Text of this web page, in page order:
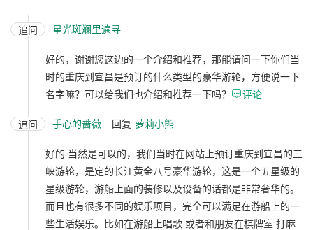
追问 星光斑斓里遍寻
好的，谢谢您这边的一个介绍和推荐，那能请问一下你们当
时的重庆到宜昌是预订的什么类型的豪华游轮，方便说一下
名字嘛？可以给我们也介绍和推荐一下吗？ 评论
追问 手心的蔷薇 回复 萝莉小熊
好的 当然是可以的，我们当时在网站上预订重庆到宜昌的三
峡游轮，是定的长江黄金八号豪华游轮，这是一个五星级的
星级游轮，游船上面的装修以及设备的话都是非常奢华的。
而且也有很多不同的娱乐项目，完全可以满足在游船上的一
些生活娱乐。比如在游船上唱歌 或者和朋友在棋牌室 打麻